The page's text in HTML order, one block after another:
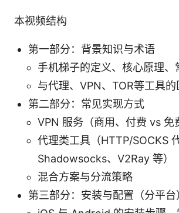
本视频结构
第一部分：背景知识与术语
手机梯子的定义、核心原理、
与代理、VPN、TOR等工具的
第二部分：常见实现方式
VPN 服务（商用、付费 vs 免
代理类工具（HTTP/SOCKS 代
Shadowsocks、V2Ray 等）
混合方案与分流策略
第三部分：安装与配置（分平台